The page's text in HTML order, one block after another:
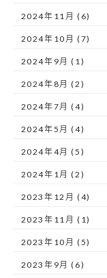
2024年11月 (6)
2024年10月 (7)
2024年9月 (1)
2024年8月 (2)
2024年7月 (4)
2024年5月 (4)
2024年4月 (5)
2024年1月 (2)
2023年12月 (4)
2023年11月 (1)
2023年10月 (5)
2023年9月 (6)